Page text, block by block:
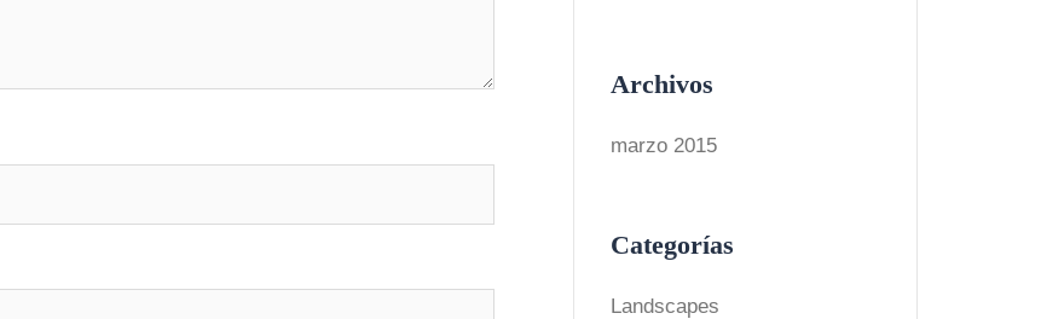
Archivos
marzo 2015
Categorías
Landscapes